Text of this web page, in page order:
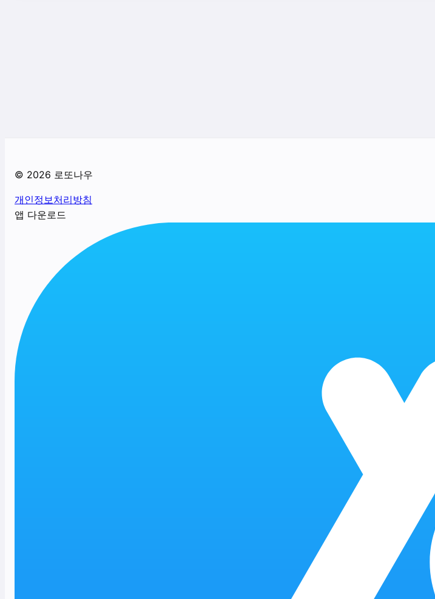
© 2026 로또나우
개인정보처리방침
앱 다운로드